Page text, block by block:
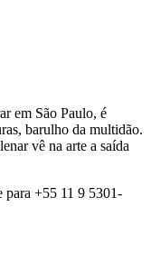
em São Paulo, é
barulho da multidão.
vê na arte a saída
para +55 11 9 5301-